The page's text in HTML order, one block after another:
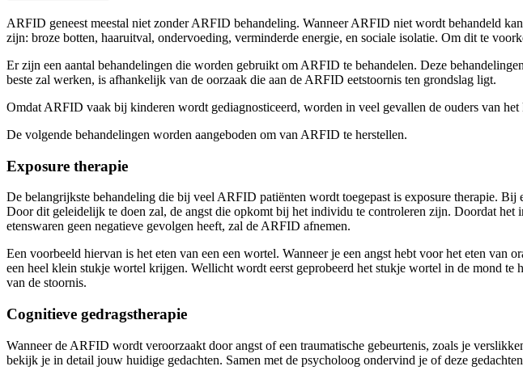
ARFID geneest meestal niet zonder ARFID behandeling. Wanneer ARFID niet wordt behandeld
zijn: broze botten, haaruitval, ondervoeding, verminderde energie, en sociale isolatie. Om dit te
Er zijn een aantal behandelingen die worden gebruikt om ARFID te behandelen. Deze
beste zal werken, is afhankelijk van de oorzaak die aan de ARFID eetstoornis ten grondslag ligt.
Omdat ARFID vaak bij kinderen wordt gediagnosticeerd, worden in veel gevallen de ouders van
De volgende behandelingen worden aangeboden om van ARFID te herstellen.
Exposure therapie
De belangrijkste behandeling die bij veel ARFID patiënten wordt toegepast is exposure therapie.
Door dit geleidelijk te doen zal, de angst die opkomt bij het individu te controleren zijn. Doordat het
etenswaren geen negatieve gevolgen heeft, zal de ARFID afnemen.
Een voorbeeld hiervan is het eten van een een wortel. Wanneer je een angst hebt voor het eten
een heel klein stukje wortel krijgen. Wellicht wordt eerst geprobeerd het stukje wortel in de mond
van de stoornis.
Cognitieve gedragstherapie
Wanneer de ARFID wordt veroorzaakt door angst of een traumatische gebeurtenis, zoals je
bekijk je in detail jouw huidige gedachten. Samen met de psycholoog ondervind je of deze